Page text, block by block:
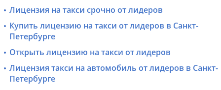
Лицензия на такси срочно от лидеров
Купить лицензию на такси от лидеров в Санкт-
Петербурге
Открыть лицензию на такси от лидеров
Лицензия такси на автомобиль от лидеров в Санкт-
Петербурге